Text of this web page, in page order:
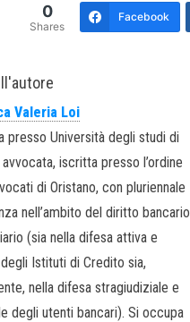
0
Shares
Facebook
Valeria Loi
presso Università degli studi di
avvocata, iscritta presso l’ordine
di Oristano, con pluriennale
nell’ambito del diritto bancario
(sia nella difesa attiva e
Istituti di Credito sia,
nella difesa stragiudiziale e
degli utenti bancari). Si occupa